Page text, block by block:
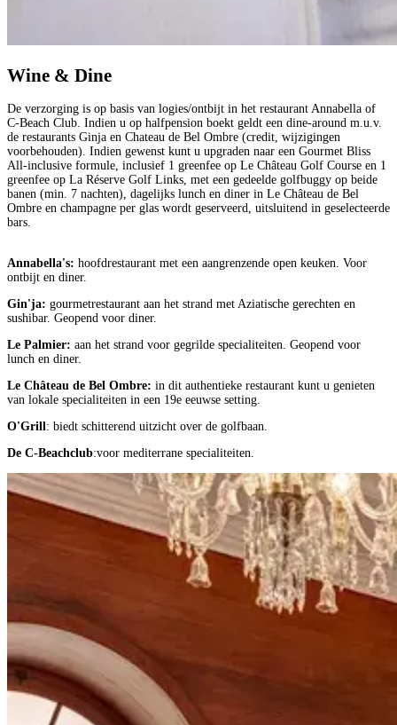
Wine & Dine
De verzorging is op basis van logies/ontbijt in het restaurant Annabella of
C-Beach Club. Indien u op halfpension boekt geldt een dine-around m.u.v.
de restaurants Ginja en Chateau de Bel Ombre (credit, wijzigingen
voorbehouden). Indien gewenst kunt u upgraden naar een Gourmet Bliss
All-inclusive formule, inclusief 1 greenfee op Le Château Golf Course en 1
greenfee op La Réserve Golf Links, met een gedeelde golfbuggy op beide
banen (min. 7 nachten), dagelijks lunch en diner in Le Château de Bel
Ombre en champagne per glas wordt geserveerd, uitsluitend in geselecteerde
bars.
Annabella's: hoofdrestaurant met een aangrenzende open keuken. Voor
ontbijt en diner.
Gin'ja: gourmetrestaurant aan het strand met Aziatische gerechten en
sushibar. Geopend voor diner.
Le Palmier: aan het strand voor gegrilde specialiteiten. Geopend voor
lunch en diner.
Le Château de Bel Ombre: in dit authentieke restaurant kunt u genieten
van lokale specialiteiten in een 19e eeuwse setting.
O'Grill : biedt schitterend uitzicht over de golfbaan.
De C-Beachclub:voor mediterrane specialiteiten.